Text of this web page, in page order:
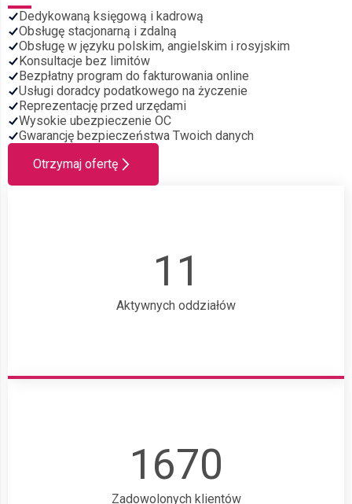
11
Aktywnych oddziałów
1670
Zadowolonych klientów
Dedykowaną księgową i kadrową
Obsługę stacjonarną i zdalną
Obsługę w języku polskim, angielskim i rosyjskim
Konsultacje bez limitów
Bezpłatny program do fakturowania online
Usługi doradcy podatkowego na życzenie
Reprezentację przed urzędami
Wysokie ubezpieczenie OC
Gwarancję bezpieczeństwa Twoich danych
Otrzymaj ofertę